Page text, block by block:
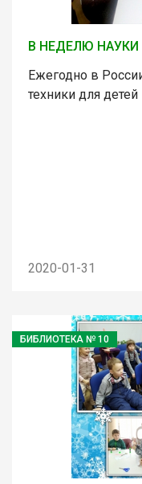
В НЕДЕЛЮ НАУКИ
Ежегодно в
техники для
2020-01-31
БИБЛИОТЕКА № 10